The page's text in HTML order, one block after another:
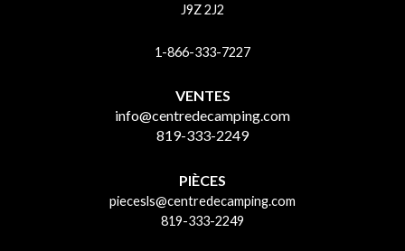
J9Z 2J2
1-866-333-7227
VENTES
info@centredecamping.com
819-333-2249
PIÈCES
piecesls@centredecamping.com
819-333-2249